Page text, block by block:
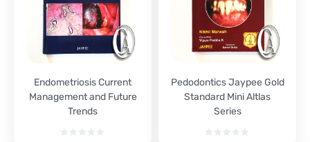
Endometriosis Current
Management and Future
Trends
Pedodontics Jaypee Gold
Standard Mini Altlas
Series